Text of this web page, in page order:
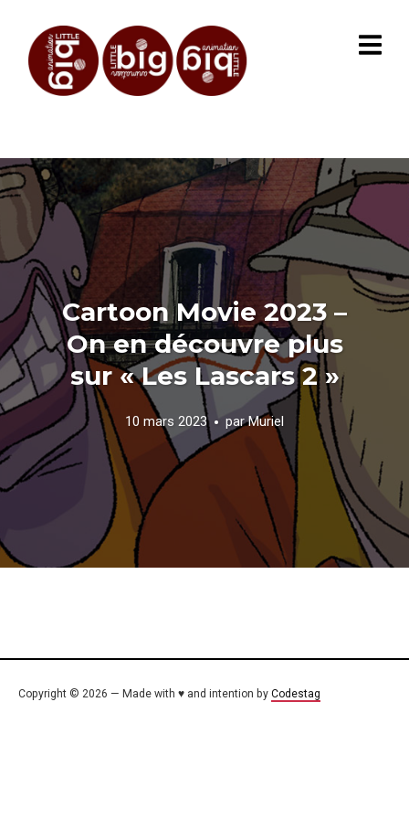
Cartoon Movie 2023 –
On en découvre plus
sur « Les Lascars 2 »
10 mars 2023 parMuriel
Copyright © 2026 — Made with ♥ and intention by Codestag